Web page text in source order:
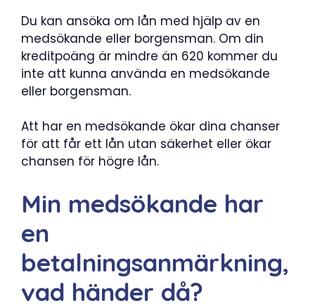
Du kan ansöka om lån med hjälp av en
medsökande eller borgensman. Om din
kreditpoäng är mindre än 620 kommer du
inte att kunna använda en medsökande
eller borgensman.
Att har en medsökande ökar dina chanser
för att får ett lån utan säkerhet eller ökar
chansen för högre lån.
Min medsökande har
en
betalningsanmärkning,
vad händer då?